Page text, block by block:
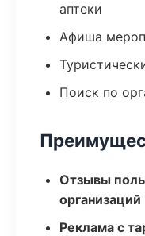
аптеки
Афиша
Поиск по
Отзывы
организаций
Реклама с